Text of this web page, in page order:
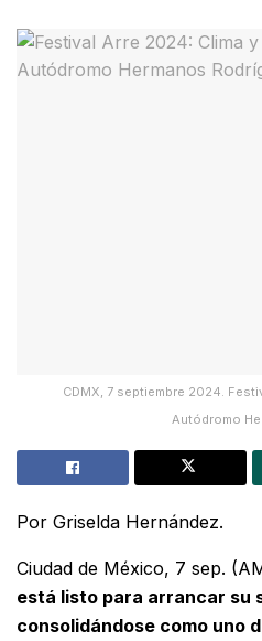
CDMX, 7 septiembre 2024.
Autódromo
Por Griselda Hernández.
Ciudad de México, 7 sep.
está listo para arrancar su
consolidándose como uno